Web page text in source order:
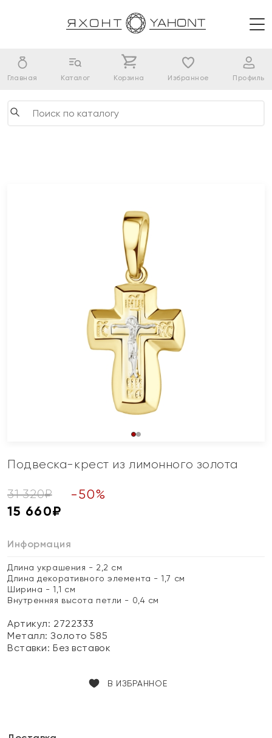
Главная Каталог Корзина Избранное Профиль
Подвеска-крест из лимонного золота
31 320₽ -50%
15 660₽
Информация
Длина украшения - 2,2 см
Длина декоративного элемента - 1,7 см
Ширина - 1,1 см
Внутренняя высота петли - 0,4 см
Артикул: 2722333
Металл:Золото 585
Вставки:Без вставок
В ИЗБРАННОЕ